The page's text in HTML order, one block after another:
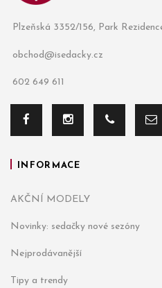
Plzeňská 3352/156, Park
obchod@isedacky.cz
602 649 611
INFORMACE
AKČNÍ MODELY
Novinky: sedačky nové sezóny
Nejprodávanější
Tipy a trendy